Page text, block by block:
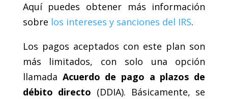
Aquí puedes obtener más información
sobre los intereses y sanciones del IRS.
Los pagos aceptados con este plan son
más limitados, con solo una opción
llamada Acuerdo de pago a plazos de
débito directo (DDIA). Básicamente, se